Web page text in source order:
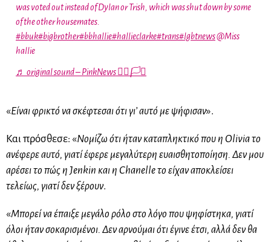
was voted out instead of Dylan or Trish, which was shut down by some
of the other housemates.
#bbuk#bigbrother#bbhallie#hallieclarke#trans#lgbtnews@Miss
hallie
♬ original sound – PinkNews 🏳️‍🌈🏳️‍⚧️
«Είναι φρικτό να σκέφτεσαι ότι γι’ αυτό με ψήφισαν».
Και πρόσθεσε: «Νομίζω ότι ήταν καταπληκτικό που η Olivia το
ανέφερε αυτό, γιατί έφερε μεγαλύτερη ευαισθητοποίηση. Δεν μου
αρέσει το πώς η Jenkin και η Chanelle το είχαν αποκλείσει
τελείως, γιατί δεν ξέρουν.
«Μπορεί να έπαιξε μεγάλο ρόλο στο λόγο που ψηφίστηκα, γιατί
όλοι ήταν σοκαρισμένοι. Δεν αρνούμαι ότι έγινε έτσι, αλλά δεν θα